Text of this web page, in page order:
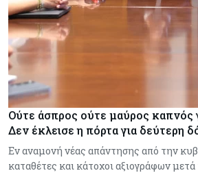
Ούτε άσπρος ούτε μαύρος καπνός
Δεν έκλεισε η πόρτα για δεύτερη
Εν αναμονή νέας απάντησης από την
καταθέτες και κάτοχοι αξιογράφων μετά